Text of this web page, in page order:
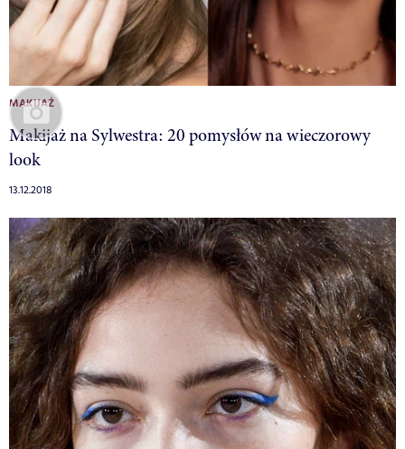
MAKIJAŻ
Makijaż na Sylwestra: 20 pomysłów na wieczorowy
look
13.12.2018